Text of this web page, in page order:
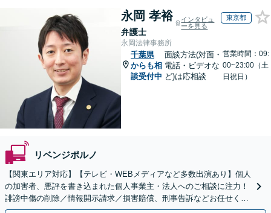
永岡 孝裕
弁護士
インタビュ
ーを見る
東京都
永岡法律事務所
千葉県
からも相
談受付中
面談方法(対面・
電話・ビデオな
ど)は応相談
営業時間：09:
00~23:00（土
日祝日）
リベンジポルノ
【関東エリア対応】【テレビ・WEBメディアなど多数出演あり】個人
の加害者、悪評を書き込まれた個人事業主・法人へのご相談に注力！
誹謗中傷の削除／情報開示請求／損害賠償、刑事告訴などお任せくだ
さい。トラブルが発生したら、すぐにご相談ください。